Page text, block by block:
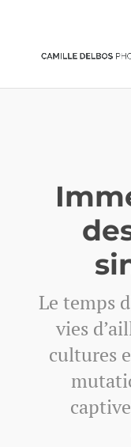
Le temps
vies
cultures